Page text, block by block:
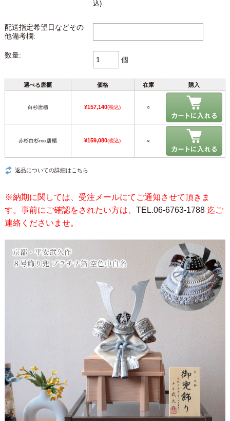
込)
配送指定希望日などその
他備考欄:
数量:
個
選べる唐櫃 価格 在庫 購入
白杉唐櫃 ¥157,140(税込) ○
赤杉白杉mix唐櫃 ¥159,080(税込) ○
返品についての詳細はこちら
※納期に関しては、受注メールにてご通知させて頂きま
す。事前にご確認をされたい方は、 TEL.06-6763-1788迄ご
連絡くださいませ。